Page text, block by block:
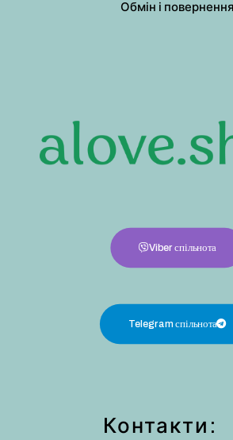
Обмін і повернення
Viber спільнота
Telegram спільнота
Контакти: